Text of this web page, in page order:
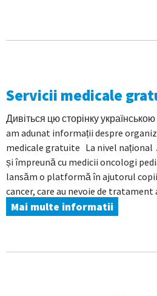
Servicii medicale
Дивіться цю сторінку
am adunat informații despre
medicale gratuite La nivel național
și împreună cu medicii oncologi
lansăm o platformă în ajutorul
cancer, care au nevoie de tratament
Mai multe informatii